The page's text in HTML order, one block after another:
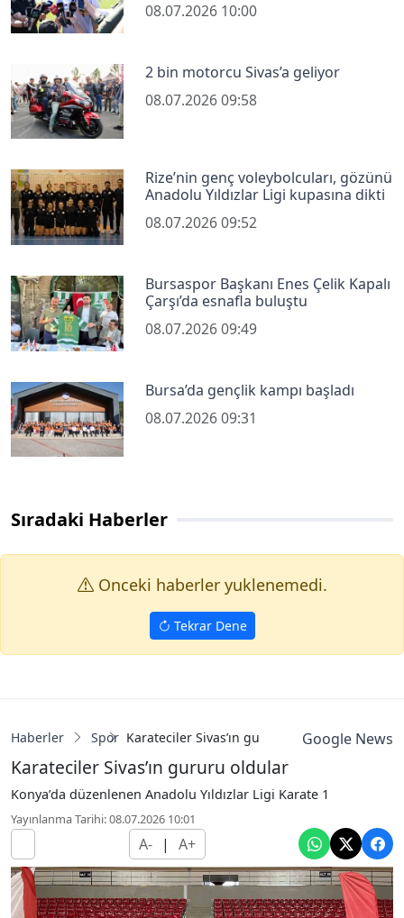
08.07.2026 10:00
2 bin motorcu Sivas’a geliyor
08.07.2026 09:58
Rize’nin genç voleybolcuları, gözünü
Anadolu Yıldızlar Ligi kupasına dikti
08.07.2026 09:52
Bursaspor Başkanı Enes Çelik Kapalı
Çarşı’da esnafla buluştu
08.07.2026 09:49
Bursa’da gençlik kampı başladı
08.07.2026 09:31
Sıradaki Haberler
Onceki haberler yuklenemedi.
Tekrar Dene
Haberler Spor Karateciler Sivas’ın gururu oldularGoogle News
Karateciler Sivas’ın gururu oldular
Konya’da düzenlenen Anadolu Yıldızlar Ligi Karate 1
Yayınlanma Tarihi: 08.07.2026 10:01
A- | A+